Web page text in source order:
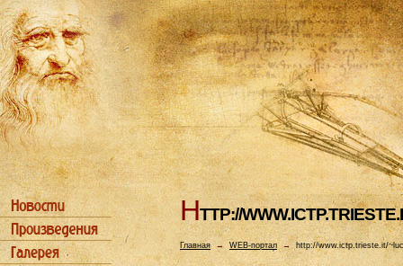
HTTP://
Главная→ WEB-портал → http://www.ictp.trieste.it/